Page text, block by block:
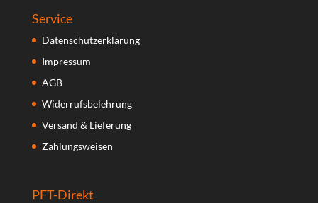
Service
Datenschutzerklärung
Impressum
AGB
Widerrufsbelehrung
Versand & Lieferung
Zahlungsweisen
PFT-Direkt